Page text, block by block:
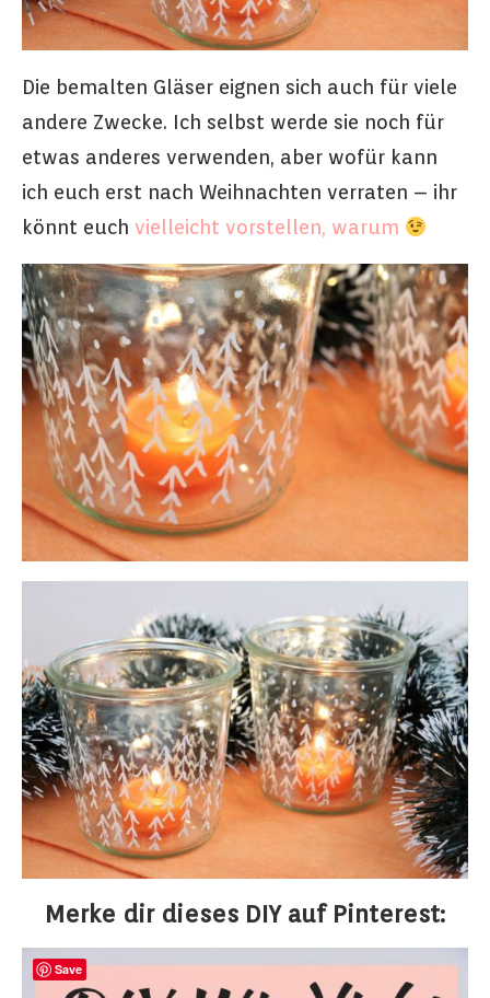
Die bemalten Gläser eignen sich auch für viele
andere Zwecke. Ich selbst werde sie noch für
etwas anderes verwenden, aber wofür kann
ich euch erst nach Weihnachten verraten – ihr
könnt euch vielleicht vorstellen, warum
Merke dir dieses DIY auf Pinterest:
Save